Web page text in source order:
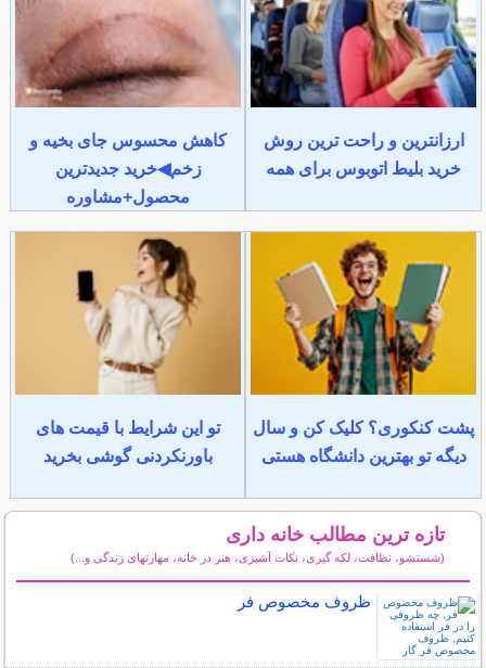
ارزانترین و راحت ترین روش
خرید بلیط اتوبوس برای همه
کاهش محسوس جای بخیه و
زخم◀خرید جدیدترین
محصول+مشاوره
پشت کنکوری؟ کلیک کن و سال
دیگه تو بهترین دانشگاه هستی
تو این شرایط با قیمت های
باورنکردنی گوشی بخرید
تازه ترین مطالب خانه داری
(شستشو، نظافت، لکه گیری، نکات آشپزی، هنر در خانه، مهارتهای زندگی و...)
ظروف مخصوص فر